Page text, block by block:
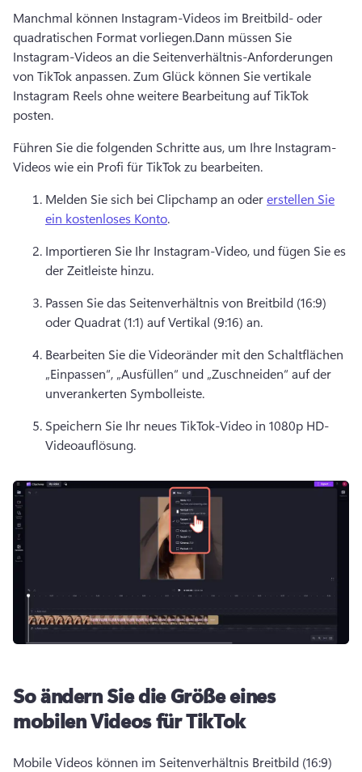
Manchmal können Instagram-Videos im Breitbild- oder
quadratischen Format vorliegen.Dann müssen Sie
Instagram-Videos an die Seitenverhältnis-Anforderungen
von TikTok anpassen. Zum Glück können Sie vertikale
Instagram Reels ohne weitere Bearbeitung auf TikTok
posten.
Führen Sie die folgenden Schritte aus, um Ihre Instagram-
Videos wie ein Profi für TikTok zu bearbeiten.
Melden Sie sich bei Clipchamp an oder erstellen Sie
ein kostenloses Konto.
Importieren Sie Ihr Instagram-Video, und fügen Sie es
der Zeitleiste hinzu.
Passen Sie das Seitenverhältnis von Breitbild (16:9)
oder Quadrat (1:1) auf Vertikal (9:16) an.
Bearbeiten Sie die Videoränder mit den Schaltflächen
unverankerten Symbolleiste.
Speichern Sie Ihr neues TikTok-Video in 1080p HD-
Videoauflösung.
So ändern Sie die Größe eines
mobilen Videos für TikTok
Mobile Videos können im Seitenverhältnis Breitbild (16:9)